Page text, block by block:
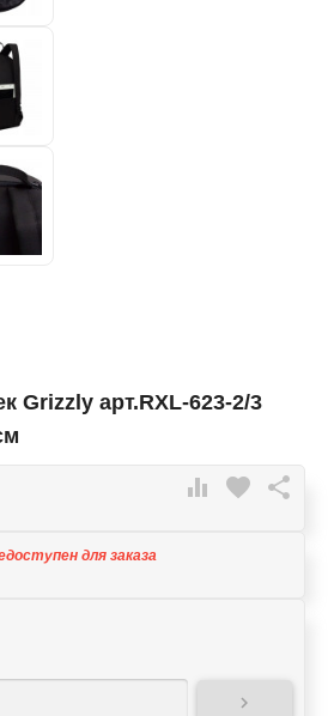
Grizzly арт.RXL-623-2/3
 favorite 
для заказа
